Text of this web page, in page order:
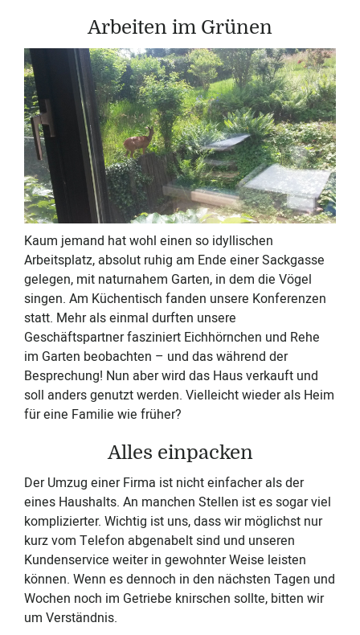
Arbeiten im Grünen
Kaum jemand hat wohl einen so idyllischen
Arbeitsplatz, absolut ruhig am Ende einer Sackgasse
gelegen, mit naturnahem Garten, in dem die Vögel
singen. Am Küchentisch fanden unsere Konferenzen
statt. Mehr als einmal durften unsere
Geschäftspartner fasziniert Eichhörnchen und Rehe
im Garten beobachten – und das während der
Besprechung! Nun aber wird das Haus verkauft und
soll anders genutzt werden. Vielleicht wieder als Heim
für eine Familie wie früher?
Alles einpacken
Der Umzug einer Firma ist nicht einfacher als der
eines Haushalts. An manchen Stellen ist es sogar viel
komplizierter. Wichtig ist uns, dass wir möglichst nur
kurz vom Telefon abgenabelt sind und unseren
Kundenservice weiter in gewohnter Weise leisten
können. Wenn es dennoch in den nächsten Tagen und
Wochen noch im Getriebe knirschen sollte, bitten wir
um Verständnis.